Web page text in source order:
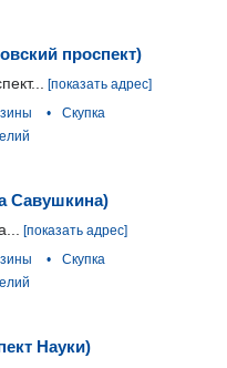
проспект)
[показать адрес]
•
Скупка
Савушкина)
[показать адрес]
•
Скупка
Науки)